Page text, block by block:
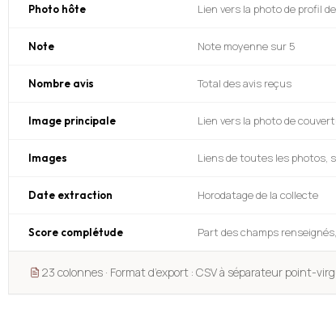
Photo hôte Lien vers la photo de profil
Note Note moyenne sur 5
Nombre avis Total des avis reçus
Image principale Lien vers la photo de
Images Liens de toutes les photos,
Date extraction Horodatage de la collecte
Score complétude Part des champs
23 colonnes · Format d’export : CSV à séparateur point-